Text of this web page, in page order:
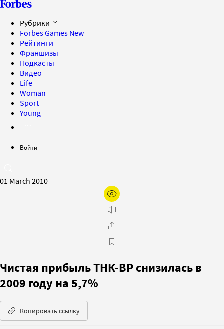
Рубрики
Forbes Games New
Рейтинги
Франшизы
Подкасты
Видео
Life
Woman
Sport
Young
Войти
01 March 2010
Чистая прибыль ТНК-BP снизилась в
2009 году на 5,7%
Копировать ссылку